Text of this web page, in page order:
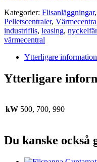
Kategorier: Flisanläggningar,
Pelletscentraler,
industriflis, leasing,
värmecentral
Ytterligare information
Ytterligare
kW 500, 700, 990
Du kanske